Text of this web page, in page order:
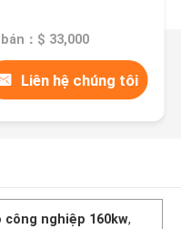
：$ 33,000
Liên hệ chúng tôi
công nghiệp 160kw,